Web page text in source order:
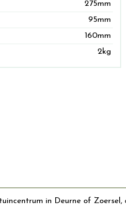
275mm
95mm
160mm
2kg
in Deurne of